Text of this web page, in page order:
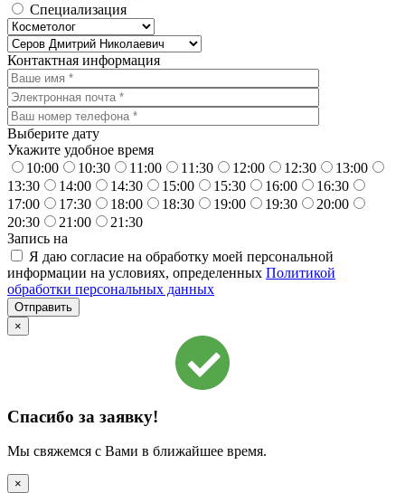
Специализация
Контактная информация
Выберите дату
Укажите удобное время
10:00
10:30 11:00 11:30 12:00 12:30
13:00
13:30
14:00 14:30 15:00 15:30 16:00
16:30
17:00
17:30 18:00 18:30 19:00 19:30
20:00
20:30
21:00
21:30
Запись на
Я даю согласие на обработку моей персональной
информации на условиях, определенных Политикой
обработки персональных данных
×
Спасибо за заявку!
Мы свяжемся с Вами в ближайшее время.
×